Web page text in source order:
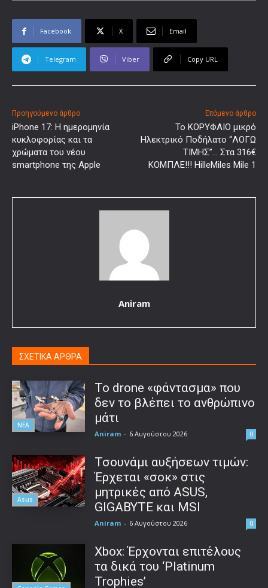
Facebook X Email
Telegram Viber Copy URL
Προηγούμενο άρθρο
iPhone 17: Η ημερομηνία
κυκλοφορίας και τα
χρώματα του νέου
smartphone της Apple
Επόμενο άρθρο
Το ΚΟΡΥΦΑΙΟ μικρό
Ηλεκτρικό Ποδήλατο “ΛΟΓΩ
ΤΙΜΗΣ”… Στα 316€
ΚΟΜΠΛΕ!!! HilleMiles Mile 1
Aniram
ΣΧΕΤΙΚΑ ΑΡΘΡΑ
ΝΕΑ
Το drone «φάντασμα» που
δεν το βλέπει το ανθρώπινο
μάτι
Aniram - 6 Αυγούστου 2026 0
Asus
Τσουνάμι αυξήσεων τιμών:
Έρχεται «σοκ» στις
μητρικές από ASUS,
GIGABYTE και MSI
Aniram - 6 Αυγούστου 2026 0
Xbox: Έρχονται επιτέλους
τα δικά του ‘Platinum
Trophies’